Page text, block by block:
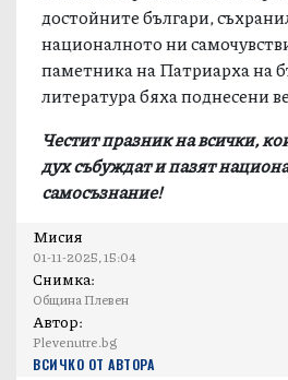
Мисия
01-11-2025, 15:04
Снимка:
Община Плевен
Автор:
В знак на признателност
достойните българи,
националното ни
паметника на Патриарха на
литература бяха поднесени
Честит празник на всички,
дух събуждат и пазят
самосъзнание!